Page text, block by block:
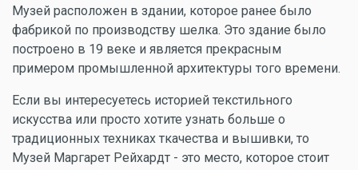
Музей расположен в здании, которое ранее было
фабрикой по производству шелка. Это здание было
построено в 19 веке и является прекрасным
примером промышленной архитектуры того времени.
Если вы интересуетесь историей текстильного
искусства или просто хотите узнать больше о
традиционных техниках ткачества и вышивки, то
Музей Маргарет Рейхардт - это место, которое стоит